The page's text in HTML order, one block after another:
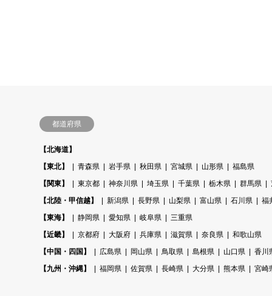
都道府県
【北海道】
【東北】
青森県 岩手県 秋田県 宮城県 山形県
福島県
【関東】
東京都 神奈川県 埼玉県 千葉県 栃木県 群馬県
【北陸・甲信越】
新潟県 長野県 山梨県 富山県 石川県
福
【東海】
静岡県 愛知県 岐阜県
三重県
【近畿】
京都府 大阪府 兵庫県 滋賀県 奈良県
和歌山県
【中国・四国】
広島県 岡山県 鳥取県 島根県 山口県
香川
【九州・沖縄】
福岡県 佐賀県 長崎県 大分県 熊本県 宮崎